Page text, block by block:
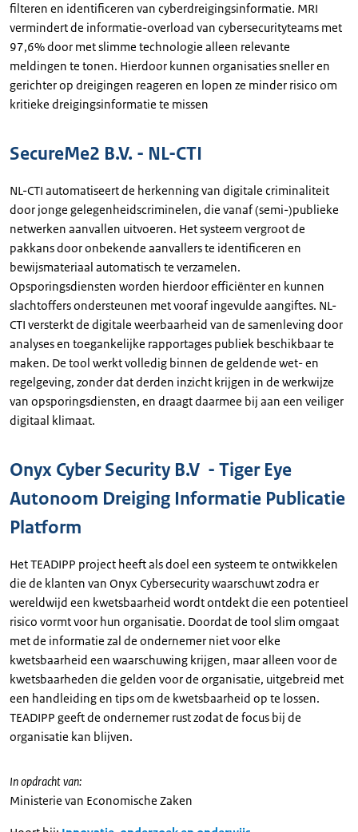
filteren en identificeren van cyberdreigingsinformatie. MRI
vermindert de informatie-overload van cybersecurityteams met
97,6% door met slimme technologie alleen relevante
meldingen te tonen. Hierdoor kunnen organisaties sneller en
gerichter op dreigingen reageren en lopen ze minder risico om
kritieke dreigingsinformatie te missen
SecureMe2 B.V. - NL-CTI
NL-CTI automatiseert de herkenning van digitale criminaliteit
door jonge gelegenheidscriminelen, die vanaf (semi-)publieke
netwerken aanvallen uitvoeren. Het systeem vergroot de
pakkans door onbekende aanvallers te identificeren en
bewijsmateriaal automatisch te verzamelen.
Opsporingsdiensten worden hierdoor efficiënter en kunnen
slachtoffers ondersteunen met vooraf ingevulde aangiftes. NL-
CTI versterkt de digitale weerbaarheid van de samenleving door
analyses en toegankelijke rapportages publiek beschikbaar te
maken. De tool werkt volledig binnen de geldende wet- en
regelgeving, zonder dat derden inzicht krijgen in de werkwijze
van opsporingsdiensten, en draagt daarmee bij aan een veiliger
digitaal klimaat.
Onyx Cyber Security B.V - Tiger Eye
Autonoom Dreiging Informatie Publicatie
Platform
Het TEADIPP project heeft als doel een systeem te ontwikkelen
die de klanten van Onyx Cybersecurity waarschuwt zodra er
wereldwijd een kwetsbaarheid wordt ontdekt die een potentieel
risico vormt voor hun organisatie. Doordat de tool slim omgaat
met de informatie zal de ondernemer niet voor elke
kwetsbaarheid een waarschuwing krijgen, maar alleen voor de
kwetsbaarheden die gelden voor de organisatie, uitgebreid met
een handleiding en tips om de kwetsbaarheid op te lossen.
TEADIPP geeft de ondernemer rust zodat de focus bij de
organisatie kan blijven.
In opdracht van:
Ministerie van Economische Zaken